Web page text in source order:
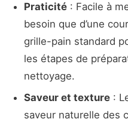
Praticité: Facile à
besoin que d’une
grille-pain standard
les étapes de
nettoyage.
Saveur et texture:
saveur naturelle des